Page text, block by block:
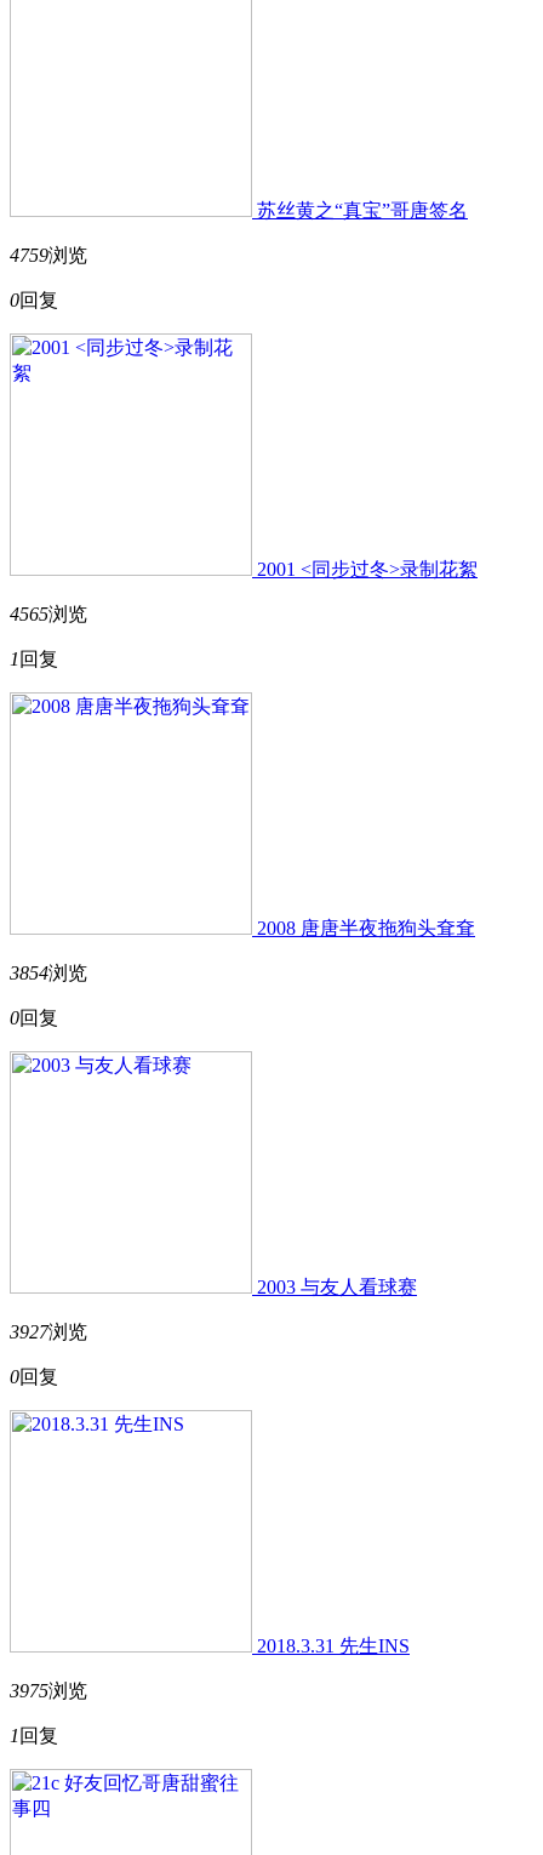
苏丝黄之“真宝”哥唐签名
4759浏览
0回复
2001 <同步过冬>录制花絮
4565浏览
1 回复
2008 唐唐半夜拖狗头耷耷
3854浏览
0回复
2003 与友人看球赛
3927浏览
0回复
2018.3.31 先生INS
3975浏览
1 回复